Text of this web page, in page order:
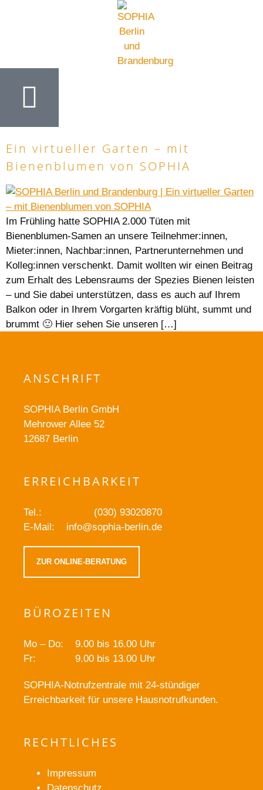
Ein virtueller Garten – mit
Bienenblumen von SOPHIA
Im Frühling hatte SOPHIA 2.000 Tüten mit
Bienenblumen-Samen an unsere Teilnehmer:innen,
Mieter:innen, Nachbar:innen, Partnerunternehmen und
Kolleg:innen verschenkt. Damit wollten wir einen Beitrag
zum Erhalt des Lebensraums der Spezies Bienen leisten
– und Sie dabei unterstützen, dass es auch auf Ihrem
Balkon oder in Ihrem Vorgarten kräftig blüht, summt und
brummt 🙂 Hier sehen Sie unseren […]
ANSCHRIFT
SOPHIA Berlin GmbH
Mehrower Allee 52
12687 Berlin
ERREICHBARKEIT
Tel.:
(030) 93020870
E-Mail:
info@sophia-berlin.de
ZUR ONLINE-BERATUNG
BÜROZEITEN
Mo – Do:
9.00 bis 16.00 Uhr
Fr:
9.00 bis 13.00 Uhr
SOPHIA-Notrufzentrale mit 24-stündiger
Erreichbarkeit für unsere Hausnotrufkunden.
RECHTLICHES
Impressum